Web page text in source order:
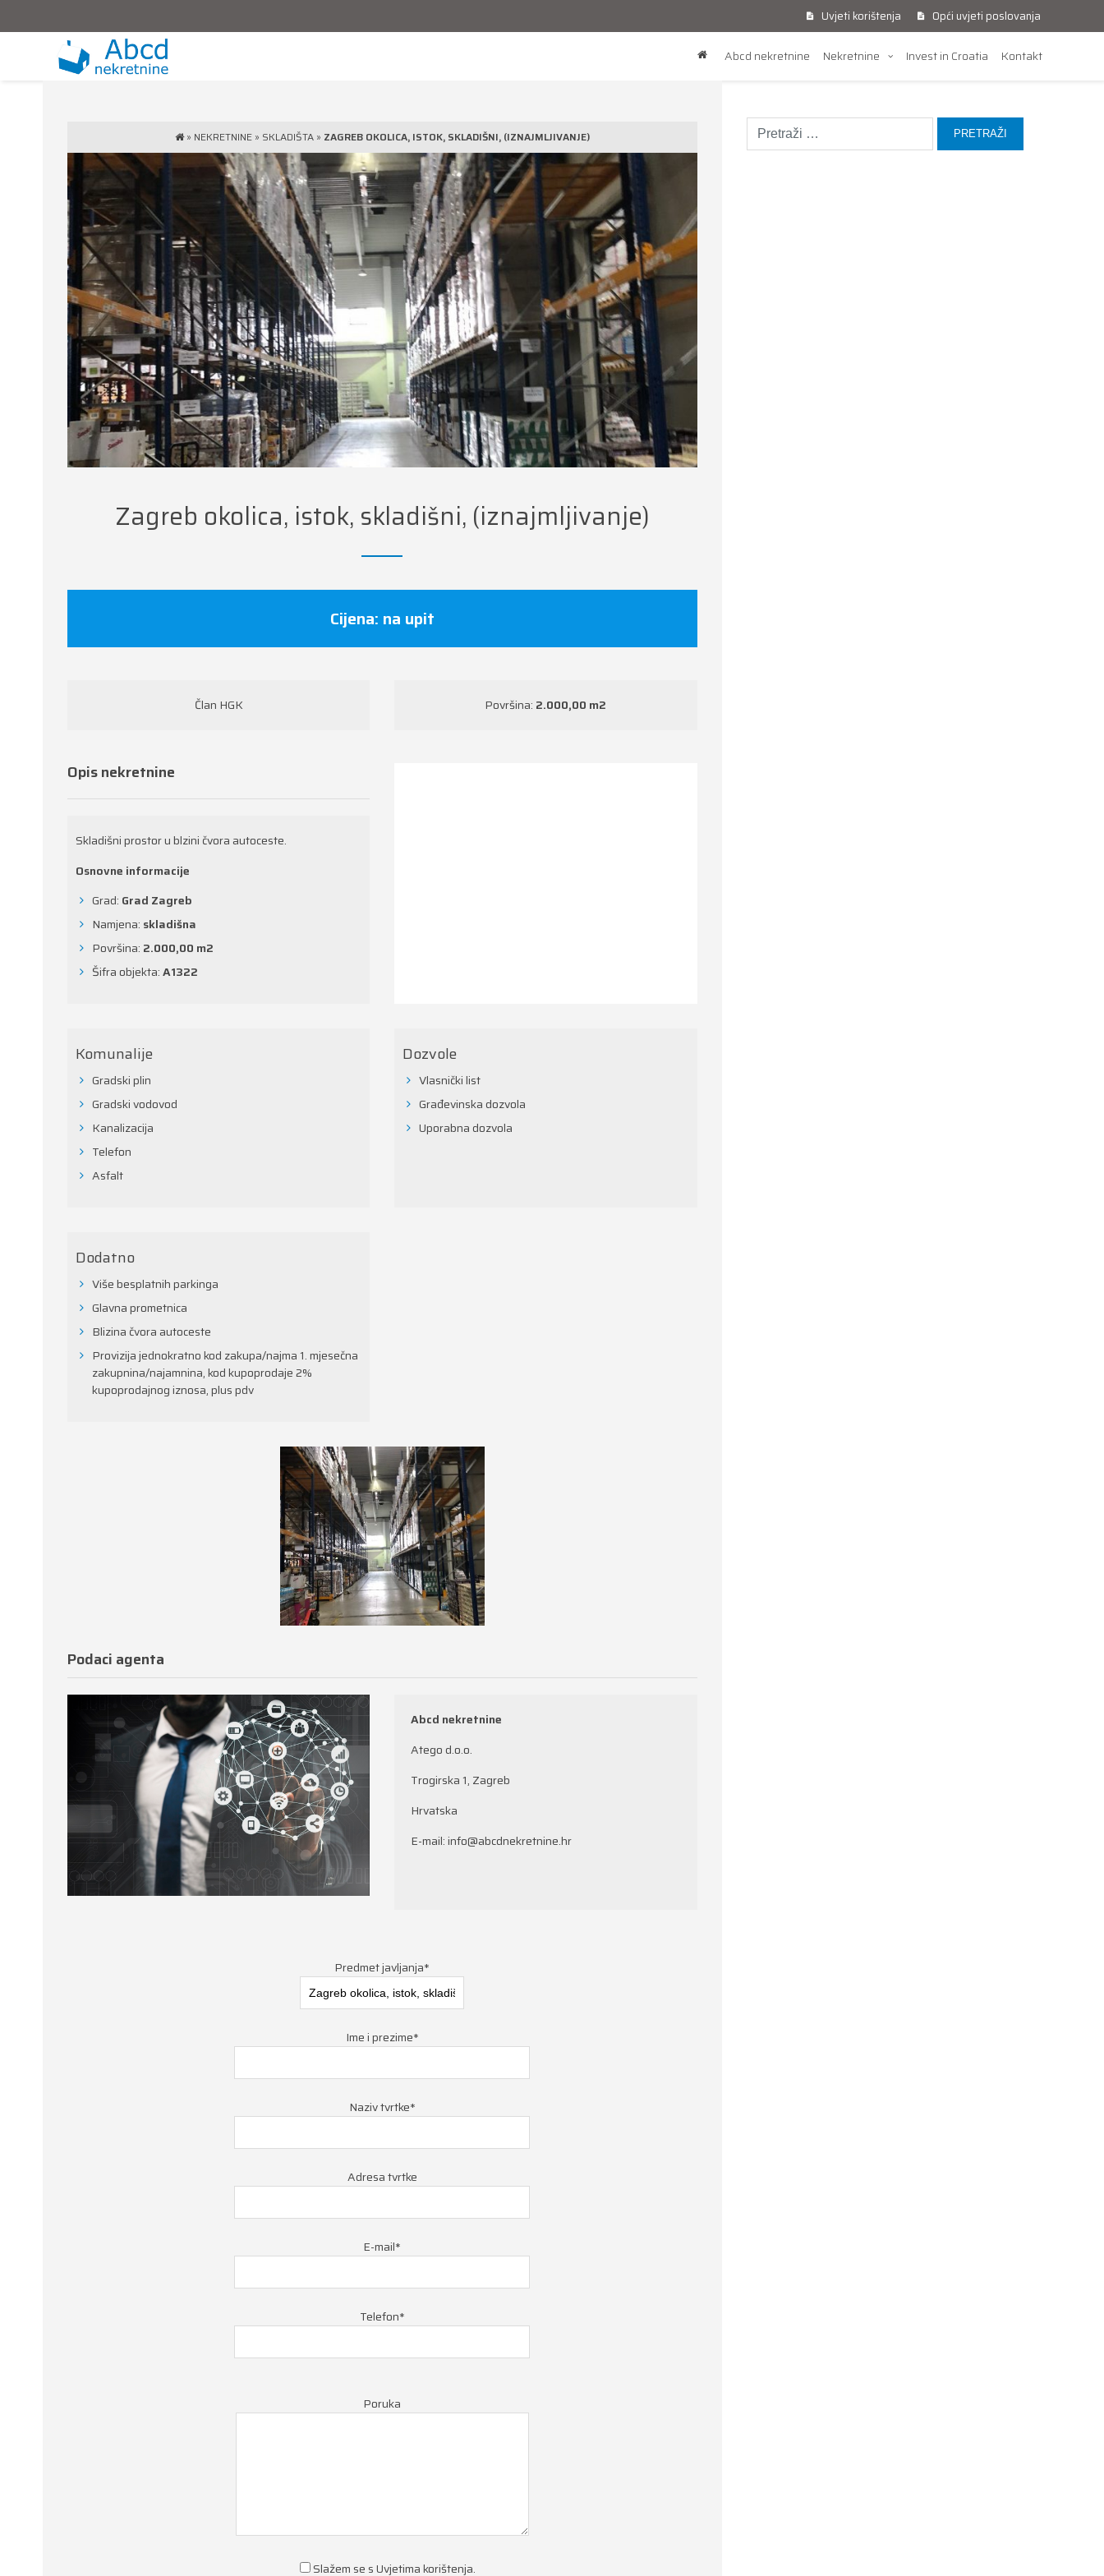
Uvjeti korištenja Opći uvjeti poslovanja
Abcd nekretnine Nekretnine Invest in Croatia Kontakt
» NEKRETNINE» SKLADIŠTA» ZAGREB OKOLICA, ISTOK, SKLADIŠNI, (IZNAJMLJIVANJE)
Zagreb okolica, istok, skladišni, (iznajmljivanje)
Cijena: na upit
Član HGK Površina: 2.000,00 m2
Opis nekretnine
Skladišni prostor u blzini čvora autoceste.
Osnovne informacije
Grad: Grad Zagreb
Namjena: skladišna
Površina: 2.000,00 m2
Šifra objekta:A1322
Komunalije
Gradski plin
Gradski vodovod
Kanalizacija
Telefon
Asfalt
Dozvole
Vlasnički list
Građevinska dozvola
Uporabna dozvola
Dodatno
Više besplatnih parkinga
Glavna prometnica
Blizina čvora autoceste
Provizija jednokratno kod zakupa/najma 1. mjesečna
zakupnina/najamnina, kod kupoprodaje 2%
kupoprodajnog iznosa, plus pdv
Podaci agenta
Abcd nekretnine
Atego d.o.o.
Trogirska 1, Zagreb
Hrvatska
E-mail:info@abcdnekretnine.hr
Predmet javljanja*
Ime i prezime*
Naziv tvrtke*
Adresa tvrtke
E-mail*
Telefon*
Poruka
Slažem se sUvjetima korištenja.
Pretraži: